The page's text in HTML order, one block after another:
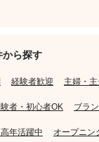
から探す
経験者歓迎 主婦・
者・初心者OK ブラ
年活躍中 オープニン